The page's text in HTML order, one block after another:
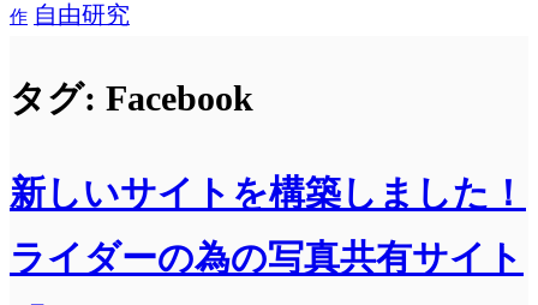
作 自由研究
タグ: Facebook
新しいサイトを構築しました！
ライダーの為の写真共有サイト